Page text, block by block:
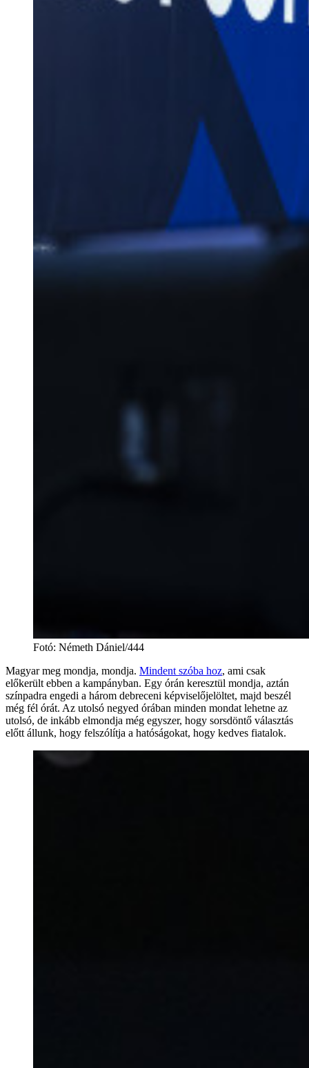
Fotó: Németh Dániel/444
Magyar meg mondja, mondja. Mindent szóba hoz, ami csak
előkerült ebben a kampányban. Egy órán keresztül mondja, aztán
színpadra engedi a három debreceni képviselőjelöltet, majd beszél
még fél órát. Az utolsó negyed órában minden mondat lehetne az
utolsó, de inkább elmondja még egyszer, hogy sorsdöntő választás
előtt állunk, hogy felszólítja a hatóságokat, hogy kedves fiatalok.